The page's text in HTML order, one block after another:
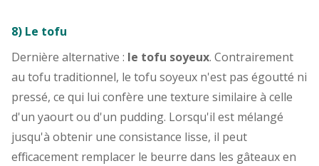
8) Le tofu
Dernière alternative : le tofu soyeux. Contrairement
au tofu traditionnel, le tofu soyeux n'est pas égoutté ni
pressé, ce qui lui confère une texture similaire à celle
d'un yaourt ou d'un pudding. Lorsqu'il est mélangé
jusqu'à obtenir une consistance lisse, il peut
efficacement remplacer le beurre dans les gâteaux en